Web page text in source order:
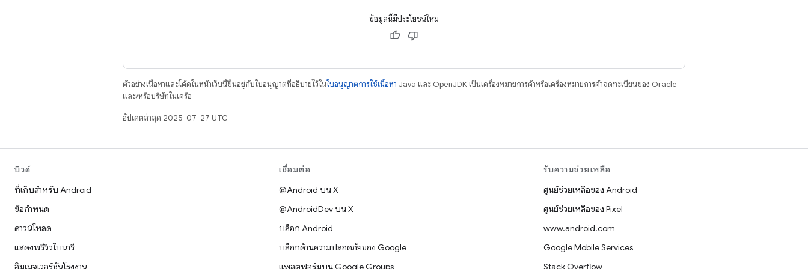
ข้อมูลนี้มีประโยชน์ไหม
ตัวอย่างเนื้อหาและโค้ดในหน้าเว็บนี้ขึ้นอยู่กับใบอนุญาตที่อธิบายไว้ในใบอนุญาตการใช้เนื้อหา Java และ OpenJDK เป็นเครื่องหมายการค้าหรือเครื่องหมายการค้าจดทะเบียนของ Oracle
และ/หรือบริษัทในเครือ
อัปเดตล่าสุด 2025-07-27 UTC
บิวด์
ที่เก็บสำหรับ Android
ข้อกำหนด
ดาวน์โหลด
แสดงพรีวิวไบนารี
อิมเมจเวอร์ชันโรงงาน
เชื่อมต่อ
@Android บน X
@AndroidDev บน X
บล็อก Android
บล็อกด้านความปลอดภัยของ Google
แพลตฟอร์มบน Google Groups
รับความช่วยเหลือ
ศูนย์ช่วยเหลือของ Android
ศูนย์ช่วยเหลือของ Pixel
www.android.com
Google Mobile Services
Stack Overflow